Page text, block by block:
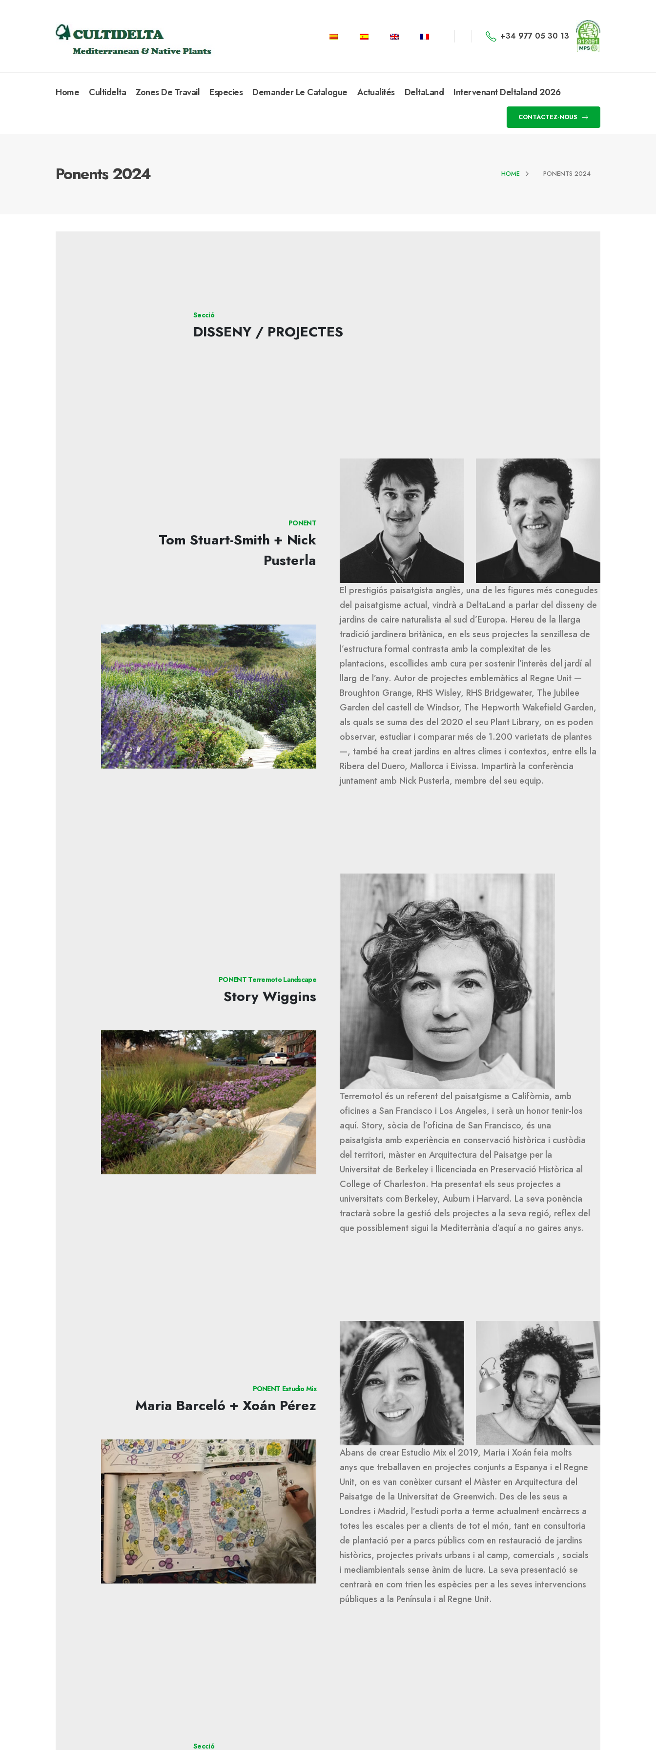
+34 977 05 30 13
Home Cultidelta Zones De Travail Especies Demander Le Catalogue Actualités DeltaLand Intervenant Deltaland 2026
CONTACTEZ-NOUS
Ponents 2024 HOME PONENTS 2024
Secció
DISSENY / PROJECTES
PONENT
Tom Stuart-Smith + Nick
Pusterla
El prestigiós paisatgista anglès, una de les figures més conegudes
del paisatgisme actual, vindrà a DeltaLand a parlar del disseny de
jardins de caire naturalista al sud d’Europa. Hereu de la llarga
tradició jardinera britànica, en els seus projectes la senzillesa de
l’estructura formal contrasta amb la complexitat de les
plantacions, escollides amb cura per sostenir l’interès del jardí al
llarg de l’any. Autor de projectes emblemàtics al Regne Unit —
Broughton Grange, RHS Wisley, RHS Bridgewater, The Jubilee
Garden del castell de Windsor, The Hepworth Wakefield Garden,
als quals se suma des del 2020 el seu Plant Library, on es poden
observar, estudiar i comparar més de 1.200 varietats de plantes
—, també ha creat jardins en altres climes i contextos, entre ells la
Ribera del Duero, Mallorca i Eivissa. Impartirà la conferència
juntament amb Nick Pusterla, membre del seu equip.
PONENT Terremoto Landscape
Story Wiggins
Terremotol és un referent del paisatgisme a Califòrnia, amb
oficines a San Francisco i Los Angeles, i serà un honor tenir-los
aquí. Story, sòcia de l’oficina de San Francisco, és una
paisatgista amb experiència en conservació històrica i custòdia
del territori, màster en Arquitectura del Paisatge per la
Universitat de Berkeley i llicenciada en Preservació Històrica al
College of Charleston. Ha presentat els seus projectes a
universitats com Berkeley, Auburn i Harvard. La seva ponència
tractarà sobre la gestió dels projectes a la seva regió, reflex del
que possiblement sigui la Mediterrània d’aquí a no gaires anys.
PONENT Estudio Mix
Maria Barceló + Xoán Pérez
Abans de crear Estudio Mix el 2019, Maria i Xoán feia molts
anys que treballaven en projectes conjunts a Espanya i el Regne
Unit, on es van conèixer cursant el Màster en Arquitectura del
Paisatge de la Universitat de Greenwich. Des de les seus a
Londres i Madrid, l’estudi porta a terme actualment encàrrecs a
totes les escales per a clients de tot el món, tant en consultoria
de plantació per a parcs públics com en restauració de jardins
històrics, projectes privats urbans i al camp, comercials , socials
i mediambientals sense ànim de lucre. La seva presentació se
centrarà en com trien les espècies per a les seves intervencions
públiques a la Península i al Regne Unit.
Secció